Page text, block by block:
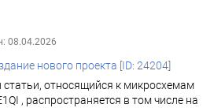
08.04.2026
нового проекта [ID: 24204]
относящийся к микросхемам
, распространяется в том числе на